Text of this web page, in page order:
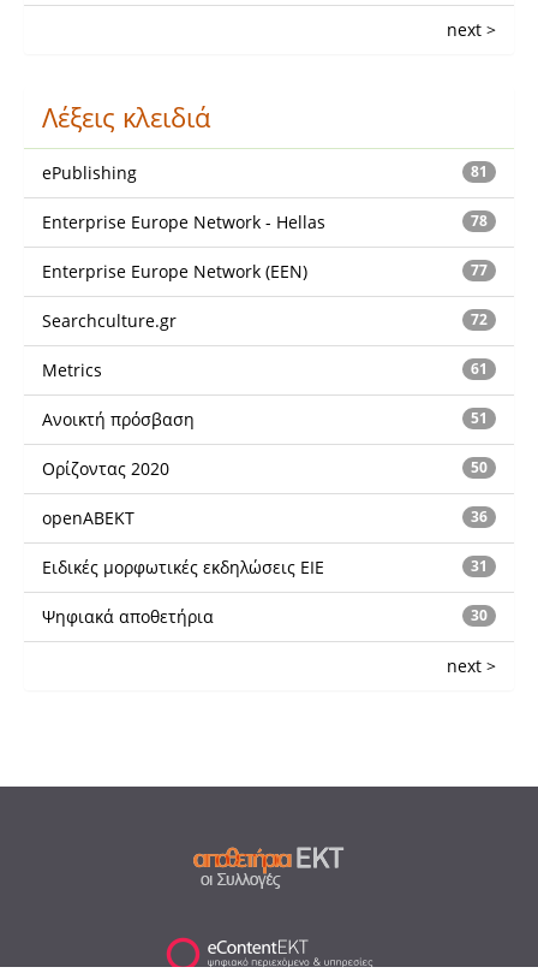
next >
Λέξεις κλειδιά
81
ePublishing
78
Enterprise Europe Network - Hellas
77
Enterprise Europe Network (EEN)
72
Searchculture.gr
61
Metrics
51
Ανοικτή πρόσβαση
50
Ορίζοντας 2020
36
openABEKT
31
Ειδικές μορφωτικές εκδηλώσεις ΕΙΕ
30
Ψηφιακά αποθετήρια
next >